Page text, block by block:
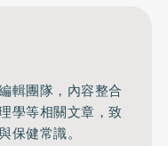
輯團隊，內容整合
學等相關文章，致
保健常識。